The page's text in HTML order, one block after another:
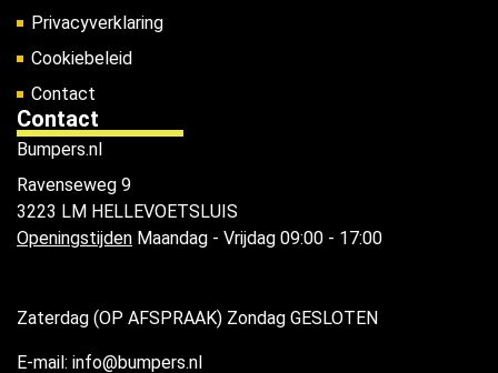
Privacyverklaring
Cookiebeleid
Contact
Contact
Bumpers.nl
Ravenseweg 9
3223 LM HELLEVOETSLUIS
Openingstijden Maandag - Vrijdag 09:00 - 17:00
Zaterdag (OP AFSPRAAK) Zondag GESLOTEN
E-mail: info@bumpers.nl